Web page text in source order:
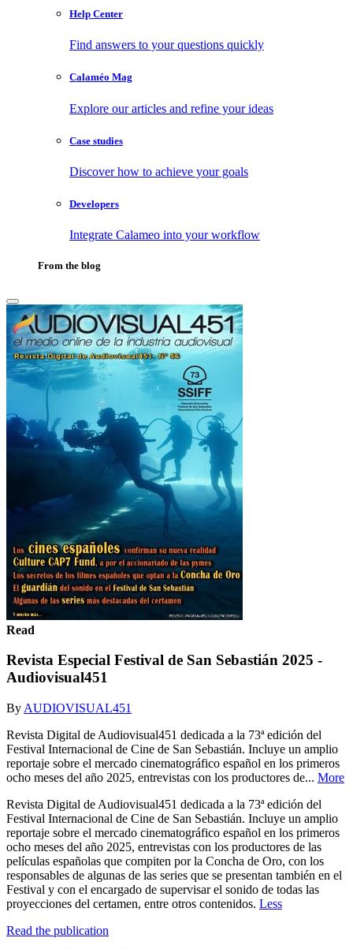
Help Center
Find answers to your questions quickly
Calaméo Mag
Explore our articles and refine your ideas
Case studies
Discover how to achieve your goals
Developers
Integrate Calameo into your workflow
From the blog
Read
Revista Especial Festival de San Sebastián 2025 -
Audiovisual451
By AUDIOVISUAL451
Revista Digital de Audiovisual451 dedicada a la 73ª edición del
Festival Internacional de Cine de San Sebastián. Incluye un amplio
reportaje sobre el mercado cinematográfico español en los primeros
ocho meses del año 2025, entrevistas con los productores de... More
Revista Digital de Audiovisual451 dedicada a la 73ª edición del
Festival Internacional de Cine de San Sebastián. Incluye un amplio
reportaje sobre el mercado cinematográfico español en los primeros
ocho meses del año 2025, entrevistas con los productores de las
películas españolas que compiten por la Concha de Oro, con los
responsables de algunas de las series que se presentan también en el
Festival y con el encargado de supervisar el sonido de todas las
proyecciones del certamen, entre otros contenidos. Less
Read the publication